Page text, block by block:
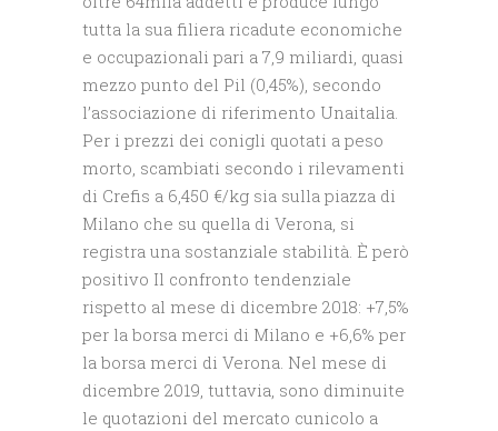
tutta la sua filiera ricadute economiche
e occupazionali pari a 7,9 miliardi, quasi
mezzo punto del Pil (0,45%), secondo
l’associazione di riferimento Unaitalia.
Per i prezzi dei conigli quotati a peso
morto, scambiati secondo i rilevamenti
di Crefis a 6,450 €/kg sia sulla piazza di
Milano che su quella di Verona, si
registra una sostanziale stabilità. È però
positivo Il confronto tendenziale
rispetto al mese di dicembre 2018: +7,5%
per la borsa merci di Milano e +6,6% per
la borsa merci di Verona. Nel mese di
dicembre 2019, tuttavia, sono diminuite
le quotazioni del mercato cunicolo a